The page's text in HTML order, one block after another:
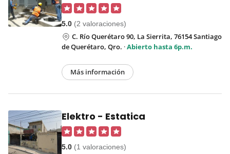
5.0 (2 valoraciones)
C. Río Querétaro 90, La Sierrita, 76154 Santiago
de Querétaro, Qro. ·Abierto hasta 6p.m.
Más información
Elektro - Estatica
5.0 (1 valoraciones)